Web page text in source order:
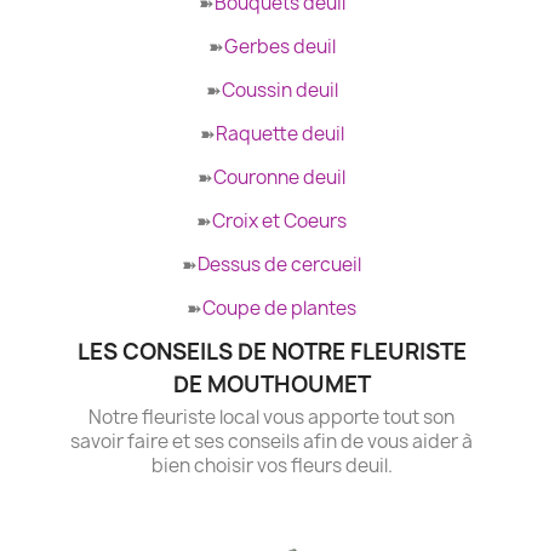
➽Gerbes deuil
➽Coussin deuil
➽Raquette deuil
➽Couronne deuil
➽Croix et Coeurs
➽Dessus de cercueil
➽Coupe de plantes
LES CONSEILS DE NOTRE FLEURISTE
DE MOUTHOUMET
Notre fleuriste local vous apporte tout son
savoir faire et ses conseils afin de vous aider à
bien choisir vos fleurs deuil.